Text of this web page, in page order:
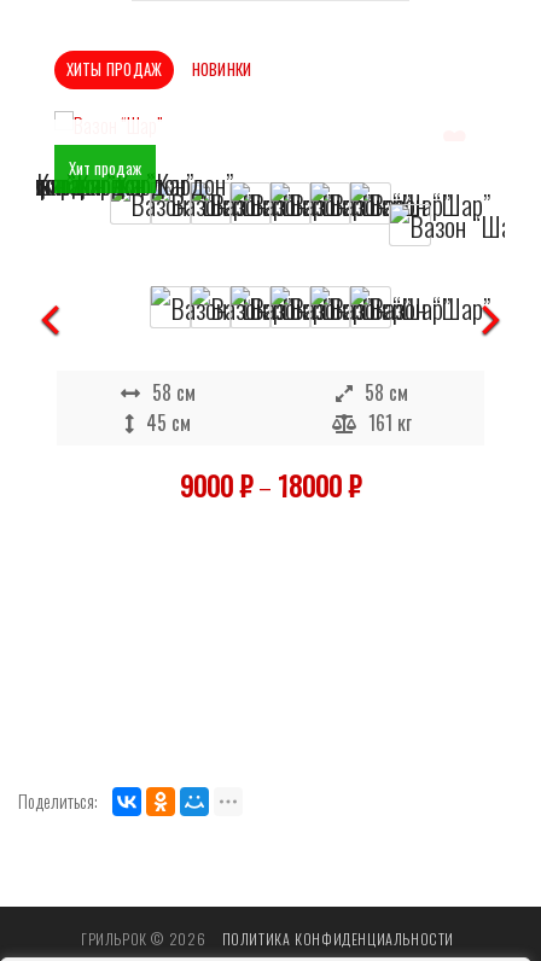
ХИТЫ ПРОДАЖ НОВИНКИ
Хит продаж
Отложить
В наличии
58 см
58 см
45 см
161 кг
9000₽– 18000₽
Поделиться:
ГРИЛЬРОК © 2026
ПОЛИТИКА КОНФИДЕНЦИАЛЬНОСТИ